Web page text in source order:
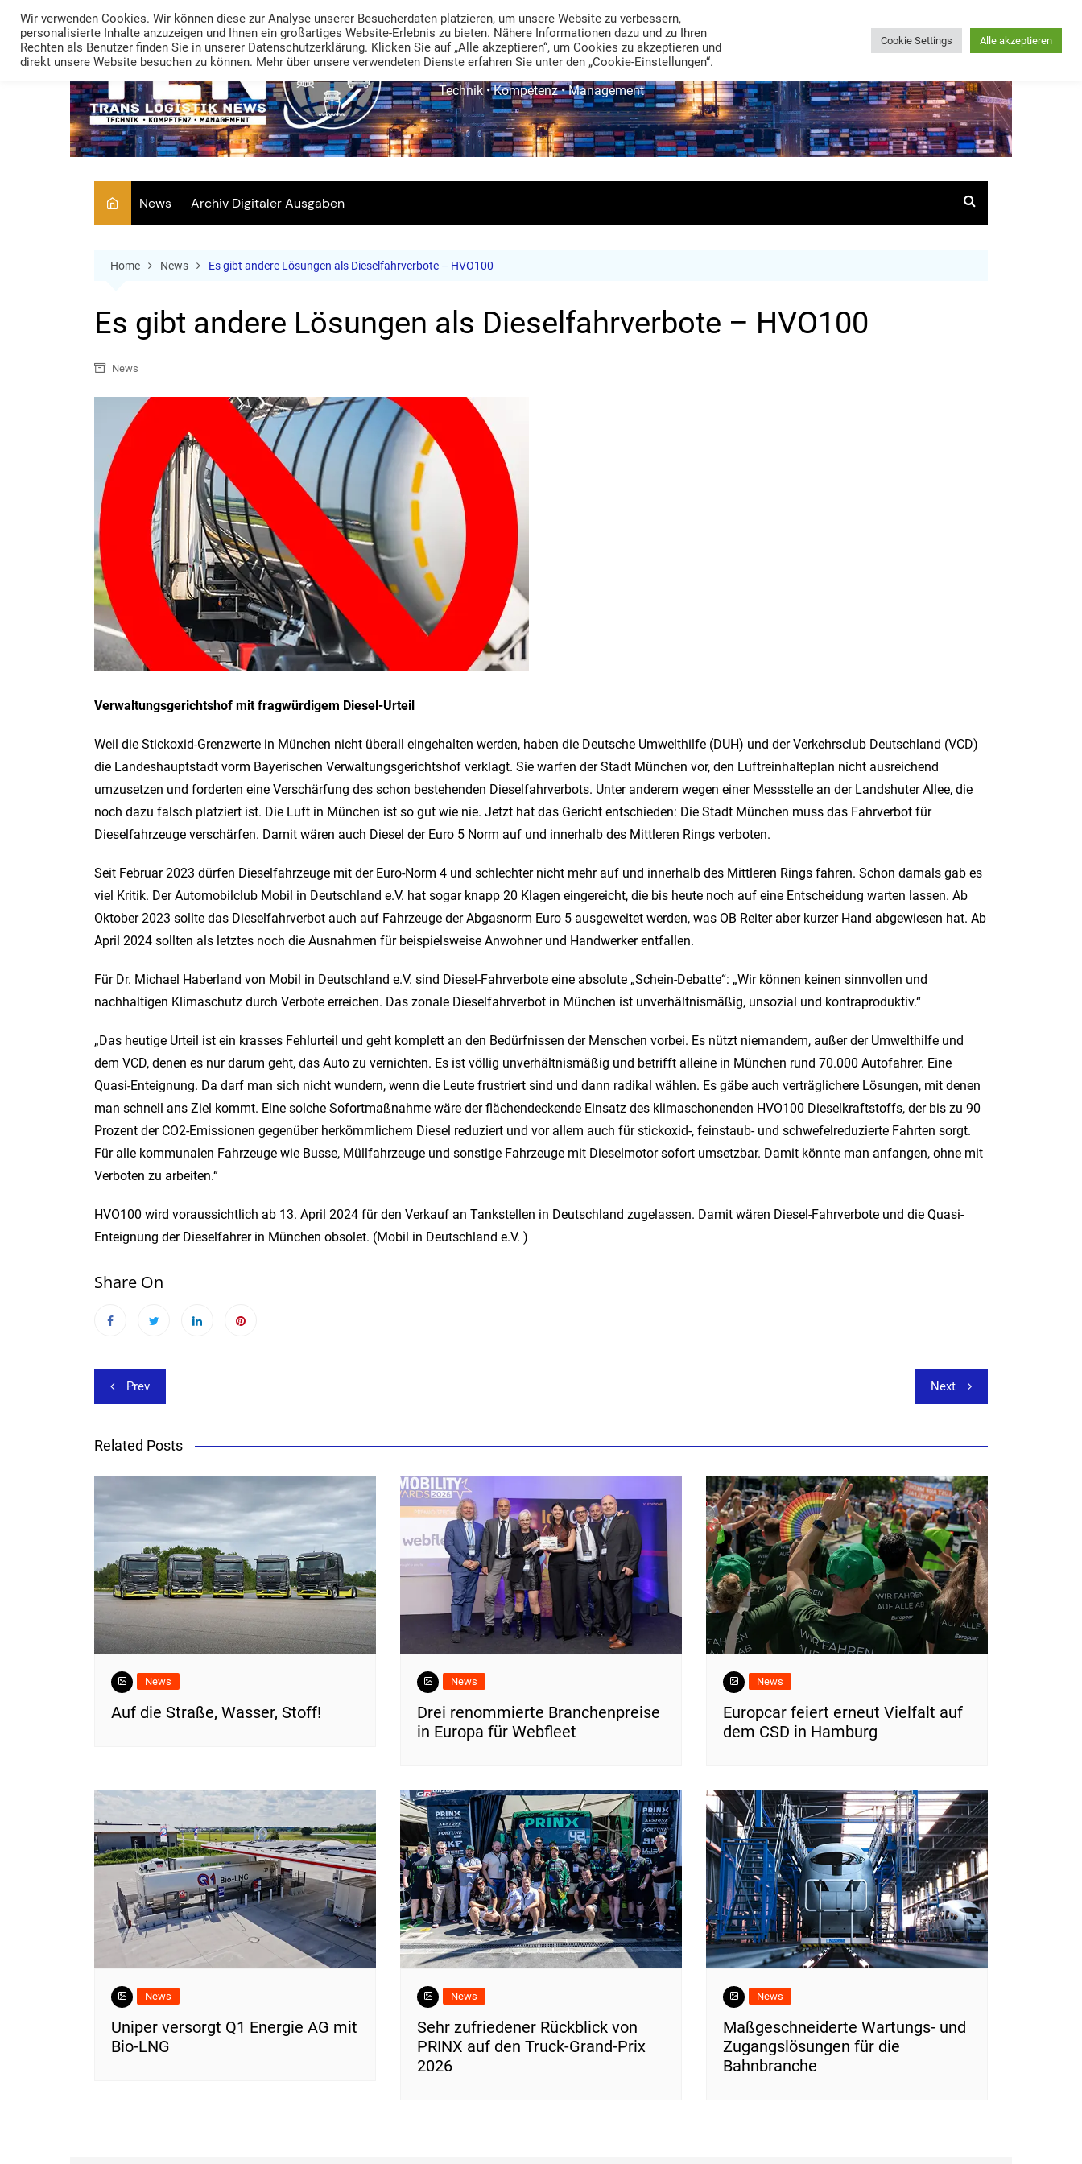
content
TRANS LOGISTIK NEWS
Technik • Kompetenz • Management
News Archiv Digitaler Ausgaben
Home News Es gibt andere Lösungen als Dieselfahrverbote – HVO100
Es gibt andere Lösungen als Dieselfahrverbote – HVO100
News
Verwaltungsgerichtshof mit fragwürdigem Diesel-Urteil
Weil die Stickoxid-Grenzwerte in München nicht überall eingehalten werden, haben die Deutsche Umwelthilfe (DUH) und der Verkehrsclub Deutschland (VCD)
die Landeshauptstadt vorm Bayerischen Verwaltungsgerichtshof verklagt. Sie warfen der Stadt München vor, den Luftreinhalteplan nicht ausreichend
umzusetzen und forderten eine Verschärfung des schon bestehenden Dieselfahrverbots. Unter anderem wegen einer Messstelle an der Landshuter Allee, die
noch dazu falsch platziert ist. Die Luft in München ist so gut wie nie. Jetzt hat das Gericht entschieden: Die Stadt München muss das Fahrverbot für
Dieselfahrzeuge verschärfen. Damit wären auch Diesel der Euro 5 Norm auf und innerhalb des Mittleren Rings verboten.
Seit Februar 2023 dürfen Dieselfahrzeuge mit der Euro-Norm 4 und schlechter nicht mehr auf und innerhalb des Mittleren Rings fahren. Schon damals gab es
viel Kritik. Der Automobilclub Mobil in Deutschland e.V. hat sogar knapp 20 Klagen eingereicht, die bis heute noch auf eine Entscheidung warten lassen. Ab
Oktober 2023 sollte das Dieselfahrverbot auch auf Fahrzeuge der Abgasnorm Euro 5 ausgeweitet werden, was OB Reiter aber kurzer Hand abgewiesen hat. Ab
April 2024 sollten als letztes noch die Ausnahmen für beispielsweise Anwohner und Handwerker entfallen.
Für Dr. Michael Haberland von Mobil in Deutschland e.V. sind Diesel-Fahrverbote eine absolute „Schein-Debatte“: „Wir können keinen sinnvollen und
nachhaltigen Klimaschutz durch Verbote erreichen. Das zonale Dieselfahrverbot in München ist unverhältnismäßig, unsozial und kontraproduktiv.“
„Das heutige Urteil ist ein krasses Fehlurteil und geht komplett an den Bedürfnissen der Menschen vorbei. Es nützt niemandem, außer der Umwelthilfe und
dem VCD, denen es nur darum geht, das Auto zu vernichten. Es ist völlig unverhältnismäßig und betrifft alleine in München rund 70.000 Autofahrer. Eine
Quasi-Enteignung. Da darf man sich nicht wundern, wenn die Leute frustriert sind und dann radikal wählen. Es gäbe auch verträglichere Lösungen, mit denen
man schnell ans Ziel kommt. Eine solche Sofortmaßnahme wäre der flächendeckende Einsatz des klimaschonenden HVO100 Dieselkraftstoffs, der bis zu 90
Prozent der CO2-Emissionen gegenüber herkömmlichem Diesel reduziert und vor allem auch für stickoxid-, feinstaub- und schwefelreduzierte Fahrten sorgt.
Für alle kommunalen Fahrzeuge wie Busse, Müllfahrzeuge und sonstige Fahrzeuge mit Dieselmotor sofort umsetzbar. Damit könnte man anfangen, ohne mit
Verboten zu arbeiten.“
HVO100 wird voraussichtlich ab 13. April 2024 für den Verkauf an Tankstellen in Deutschland zugelassen. Damit wären Diesel-Fahrverbote und die Quasi-
Enteignung der Dieselfahrer in München obsolet. (Mobil in Deutschland e.V. )
Share On
Beitragsnavigation
Prev Next
Related Posts
News
​Auf die Straße, Wasser, Stoff!
News
Drei renommierte Branchenpreise
in Europa für Webfleet
News
Europcar feiert erneut Vielfalt auf
dem CSD in Hamburg
News
Uniper versorgt Q1 Energie AG mit
Bio-LNG
News
Sehr zufriedener Rückblick von
PRINX auf den Truck-Grand-Prix
2026
News
Maßgeschneiderte Wartungs- und
Zugangslösungen für die
Bahnbranche
Wir verwenden Cookies. Wir können diese zur Analyse unserer Besucherdaten platzieren, um unsere Website zu verbessern,
personalisierte Inhalte anzuzeigen und Ihnen ein großartiges Website-Erlebnis zu bieten. Nähere Informationen dazu und zu Ihren
Rechten als Benutzer finden Sie in unserer Datenschutzerklärung. Klicken Sie auf „Alle akzeptieren“, um Cookies zu akzeptieren und
direkt unsere Website besuchen zu können. Mehr über unsere verwendeten Dienste erfahren Sie unter den „Cookie-Einstellungen“.
Cookie Settings Alle akzeptieren